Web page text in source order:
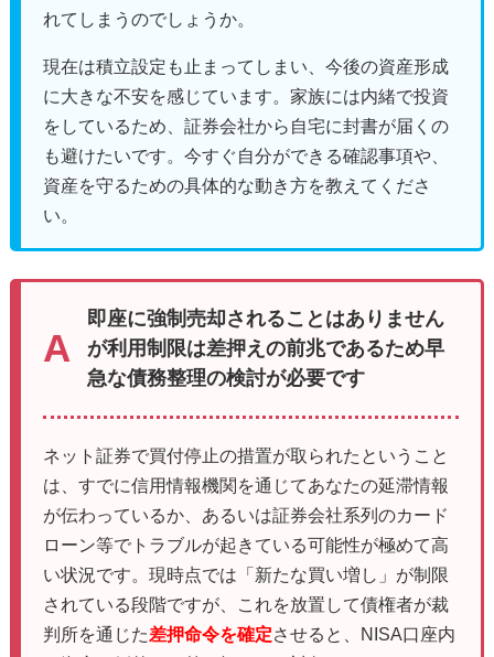
れてしまうのでしょうか。
現在は積立設定も止まってしまい、今後の資産形成
に大きな不安を感じています。家族には内緒で投資
をしているため、証券会社から自宅に封書が届くの
も避けたいです。今すぐ自分ができる確認事項や、
資産を守るための具体的な動き方を教えてくださ
い。
即座に強制売却されることはありません
が利用制限は差押えの前兆であるため早
急な債務整理の検討が必要です
ネット証券で買付停止の措置が取られたということ
は、すでに信用情報機関を通じてあなたの延滞情報
が伝わっているか、あるいは証券会社系列のカード
ローン等でトラブルが起きている可能性が極めて高
い状況です。現時点では「新たな買い増し」が制限
されている段階ですが、これを放置して債権者が裁
判所を通じた差押命令を確定させると、NISA口座内